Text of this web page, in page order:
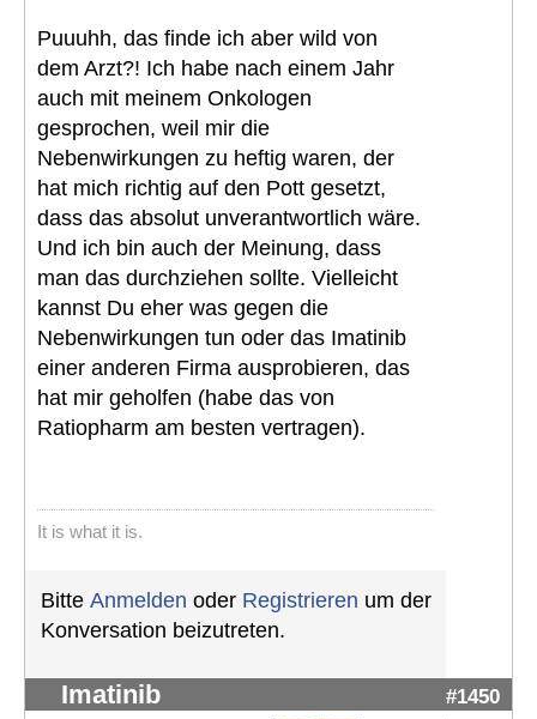
Puuuhh, das finde ich aber wild von
dem Arzt?! Ich habe nach einem Jahr
auch mit meinem Onkologen
gesprochen, weil mir die
Nebenwirkungen zu heftig waren, der
hat mich richtig auf den Pott gesetzt,
dass das absolut unverantwortlich wäre.
Und ich bin auch der Meinung, dass
man das durchziehen sollte. Vielleicht
kannst Du eher was gegen die
Nebenwirkungen tun oder das Imatinib
einer anderen Firma ausprobieren, das
hat mir geholfen (habe das von
Ratiopharm am besten vertragen).
It is what it is.
Bitte Anmelden oder Registrieren um der
Konversation beizutreten.
Imatinib #1450